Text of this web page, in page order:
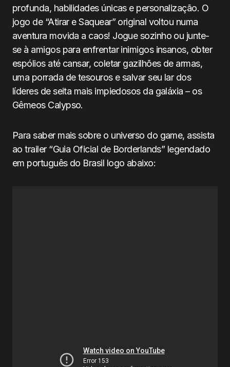
profunda, habilidades únicas e personalização. O
jogo de “Atirar e Saquear” original voltou numa
aventura movida a caos! Jogue sozinho ou junte-
se à amigos para enfrentar inimigos insanos, obter
espólios até cansar, coletar gazilhões de armas,
uma porrada de tesouros e salvar seu lar dos
líderes de seita mais impiedosos da galáxia – os
Gêmeos Calypso.
Para saber mais sobre o universo do game, assista
ao trailer “Guia Oficial de Borderlands” legendado
em português do Brasil logo abaixo: